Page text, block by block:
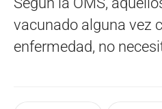
vacunado alguna vez
enfermedad, no